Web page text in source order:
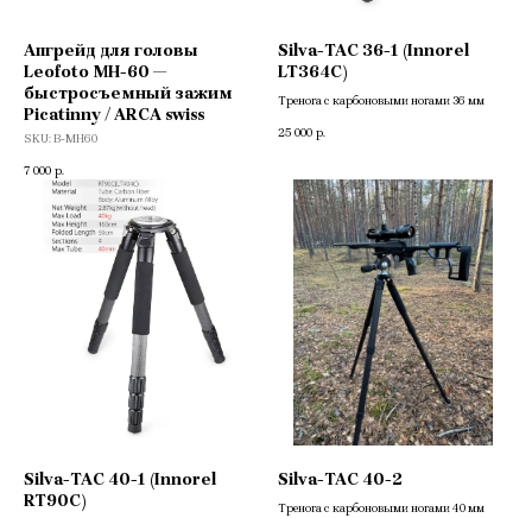
Апгрейд для головы
Leofoto MH-60 —
быстросъемный зажим
Picatinny / ARCA swiss
SKU:B-MH60
7 000 р.
Silva-TAC 36-1 (Innorel
LT364C)
Тренога c карбоновыми ногами 36 мм
25 000 р.
Silva-TAC 40-1 (Innorel
RT90C)
Silva-TAC 40-2
Тренога с карбоновыми ногами 40 мм